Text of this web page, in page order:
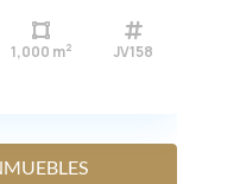
1,000 m2 JV158